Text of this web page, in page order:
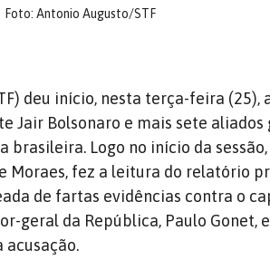
Foto: Antonio Augusto/STF
deu início, nesta terça-feira (25),
Jair Bolsonaro e mais sete
Logo no início da
Moraes, fez a leitura do relatório
de fartas evidências contra o
geral da República, Paulo Gonet,
acusação.